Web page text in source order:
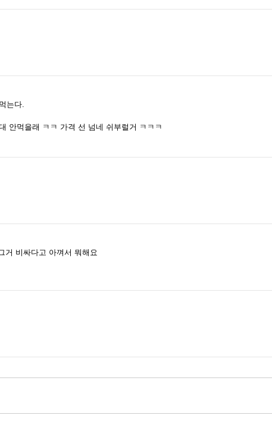
는다.
안먹을래 ㅋㅋ 가격 선 넘네 쉬부럴거 ㅋㅋㅋ
거 비싸다고 아껴서 뭐해요